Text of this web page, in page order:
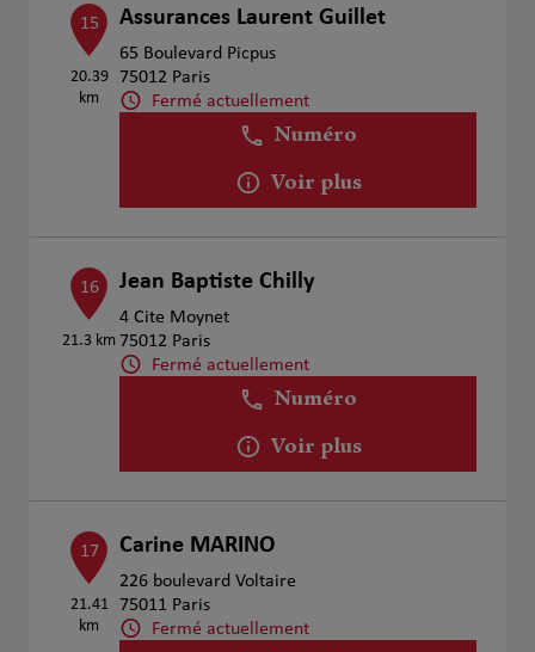
15
20.39
km
Assurances Laurent Guillet
65 Boulevard Picpus
75012 Paris
Fermé actuellement
Numéro
Voir plus
16
21.3 km
Jean Baptiste Chilly
4 Cite Moynet
75012 Paris
Fermé actuellement
Numéro
Voir plus
17
21.41
km
Carine MARINO
226 boulevard Voltaire
75011 Paris
Fermé actuellement